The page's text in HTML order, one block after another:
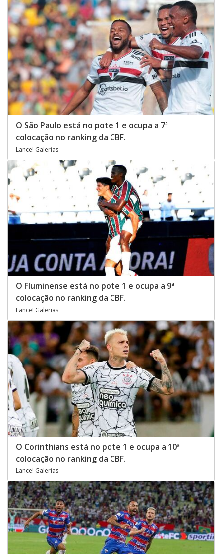
O São Paulo está no pote 1 e ocupa a 7ª
colocação no ranking da CBF.
Lance! Galerias
O Fluminense está no pote 1 e ocupa a 9ª
colocação no ranking da CBF.
Lance! Galerias
O Corinthians está no pote 1 e ocupa a 10ª
colocação no ranking da CBF.
Lance! Galerias